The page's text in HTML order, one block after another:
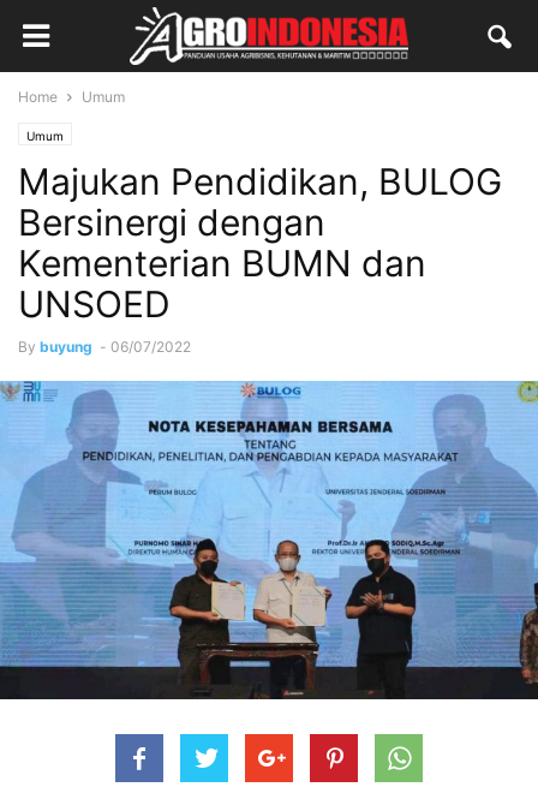
Home Umum
Umum
Majukan Pendidikan, BULOG
Bersinergi dengan
Kementerian BUMN dan
UNSOED
By buyung - 06/07/2022